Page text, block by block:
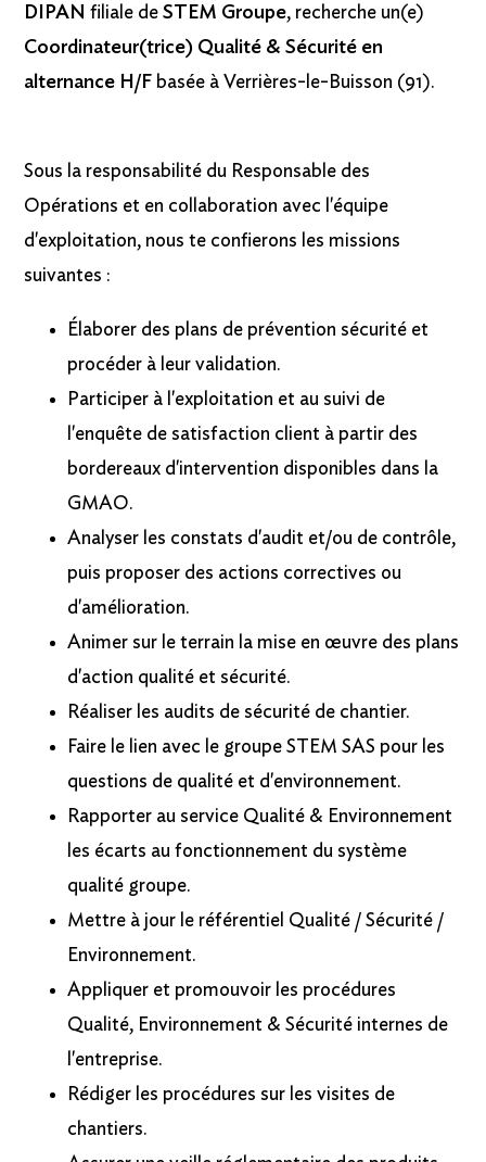
DIPAN filiale de STEM Groupe, recherche un(e)
Coordinateur(trice) Qualité & Sécurité en
alternance H/F basée à Verrières-le-Buisson (91).
Sous la responsabilité du Responsable des
Opérations et en collaboration avec l'équipe
d'exploitation, nous te confierons les missions
suivantes :
Élaborer des plans de prévention sécurité et
procéder à leur validation.
Participer à l'exploitation et au suivi de
l'enquête de satisfaction client à partir des
bordereaux d'intervention disponibles dans la
GMAO.
Analyser les constats d'audit et/ou de contrôle,
puis proposer des actions correctives ou
d'amélioration.
Animer sur le terrain la mise en œuvre des plans
d'action qualité et sécurité.
Réaliser les audits de sécurité de chantier.
Faire le lien avec le groupe STEM SAS pour les
questions de qualité et d'environnement.
Rapporter au service Qualité & Environnement
les écarts au fonctionnement du système
qualité groupe.
Mettre à jour le référentiel Qualité / Sécurité /
Environnement.
Appliquer et promouvoir les procédures
Qualité, Environnement & Sécurité internes de
l'entreprise.
Rédiger les procédures sur les visites de
chantiers.